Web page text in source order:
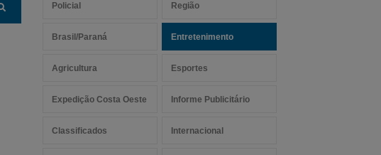
Policial Região
Brasil/Paraná Entretenimento
Agricultura Esportes
Expedição Costa Oeste Informe Publicitário
Classificados Internacional